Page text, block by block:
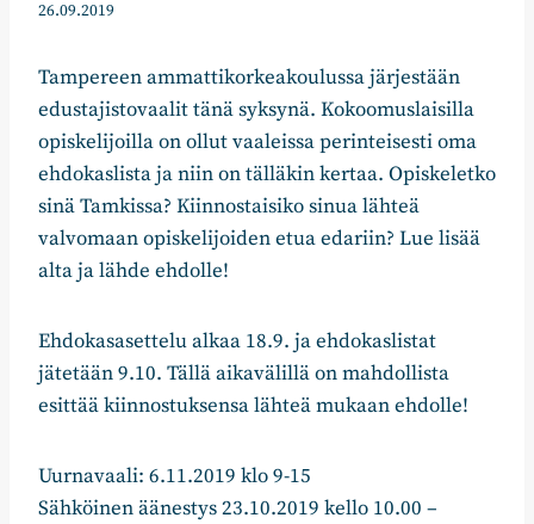
26.09.2019
Tampereen ammattikorkeakoulussa järjestään
edustajistovaalit tänä syksynä. Kokoomuslaisilla
opiskelijoilla on ollut vaaleissa perinteisesti oma
ehdokaslista ja niin on tälläkin kertaa. Opiskeletko
sinä Tamkissa? Kiinnostaisiko sinua lähteä
valvomaan opiskelijoiden etua edariin? Lue lisää
alta ja lähde ehdolle!
Ehdokasasettelu alkaa 18.9. ja ehdokaslistat
jätetään 9.10. Tällä aikavälillä on mahdollista
esittää kiinnostuksensa lähteä mukaan ehdolle!
Uurnavaali: 6.11.2019 klo 9-15
Sähköinen äänestys 23.10.2019 kello 10.00 –